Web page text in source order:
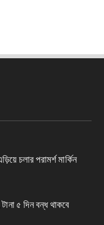
পরামর্শ মুখ্যমন্ত্রীর,
ও রূপার গহনা দর:
2026
মৃত্যু
নতুন বোর্ড গঠন, প্রধান
চলার পরামর্শ মার্কিন
টানা ৫ দিন বন্ধ থাকবে